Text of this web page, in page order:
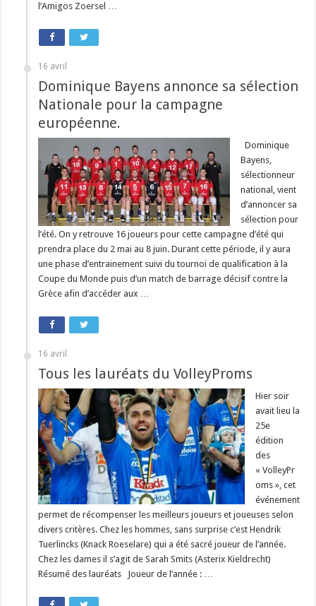
l’Amigos Zoersel …
16 avril
Dominique Bayens annonce sa sélection
Nationale pour la campagne
européenne.
Dominique
Bayens,
sélectionneur
national, vient
d’annoncer sa
sélection pour
l’été. On y retrouve 16 joueurs pour cette campagne d’été qui
prendra place du 2 mai au 8 juin. Durant cette période, il y aura
une phase d’entrainement suivi du tournoi de qualification à la
Coupe du Monde puis d’un match de barrage décisif contre la
Grèce afin d’accéder aux …
16 avril
Tous les lauréats du VolleyProms
Hier soir
avait lieu la
25e
édition
des
« VolleyPr
oms », cet
événement
permet de récompenser les meilleurs joueurs et joueuses selon
divers critères. Chez les hommes, sans surprise c’est Hendrik
Tuerlincks (Knack Roeselare) qui a été sacré joueur de l’année.
Chez les dames il s’agit de Sarah Smits (Asterix Kieldrecht)
Résumé des lauréats Joueur de l’année : …